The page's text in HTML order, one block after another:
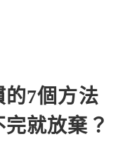
7個方法
完就放棄？